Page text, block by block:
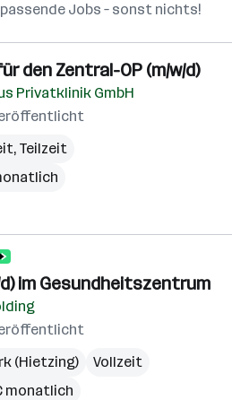
Jobs – sonst nichts!
den Zentral-OP (m/w/d)
Privatklinik GmbH
Teilzeit
d) im Gesundheitszentrum
(Hietzing)
Vollzeit
monatlich